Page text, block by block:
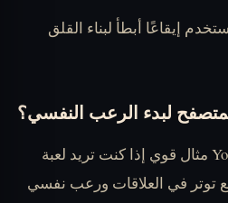
إيقاعًا أبطأ لبناء القلق
لبدء الرعب النفسي؟
You Make This House a Home مثال قوي إذا كنت تريد لعبة
توتر في العلاقات ورعب نفسي